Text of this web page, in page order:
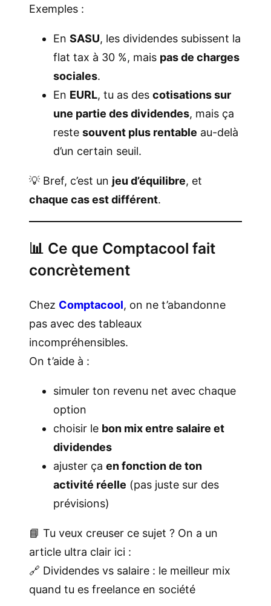
Exemples :
En SASU, les dividendes subissent la
flat tax à 30 %, mais pas de charges
sociales.
En EURL, tu as des cotisations sur
une partie des dividendes, mais ça
reste souvent plus rentable au-delà
d’un certain seuil.
💡 Bref, c’est un jeu d’équilibre, et
chaque cas est différent.
📊 Ce que Comptacool fait
concrètement
Chez Comptacool, on ne t’abandonne
pas avec des tableaux
incompréhensibles.
On t’aide à :
simuler ton revenu net avec chaque
option
choisir le bon mix entre salaire et
dividendes
ajuster ça en fonction de ton
activité réelle (pas juste sur des
prévisions)
📘 Tu veux creuser ce sujet ? On a un
article ultra clair ici :
🔗 Dividendes vs salaire : le meilleur mix
quand tu es freelance en société